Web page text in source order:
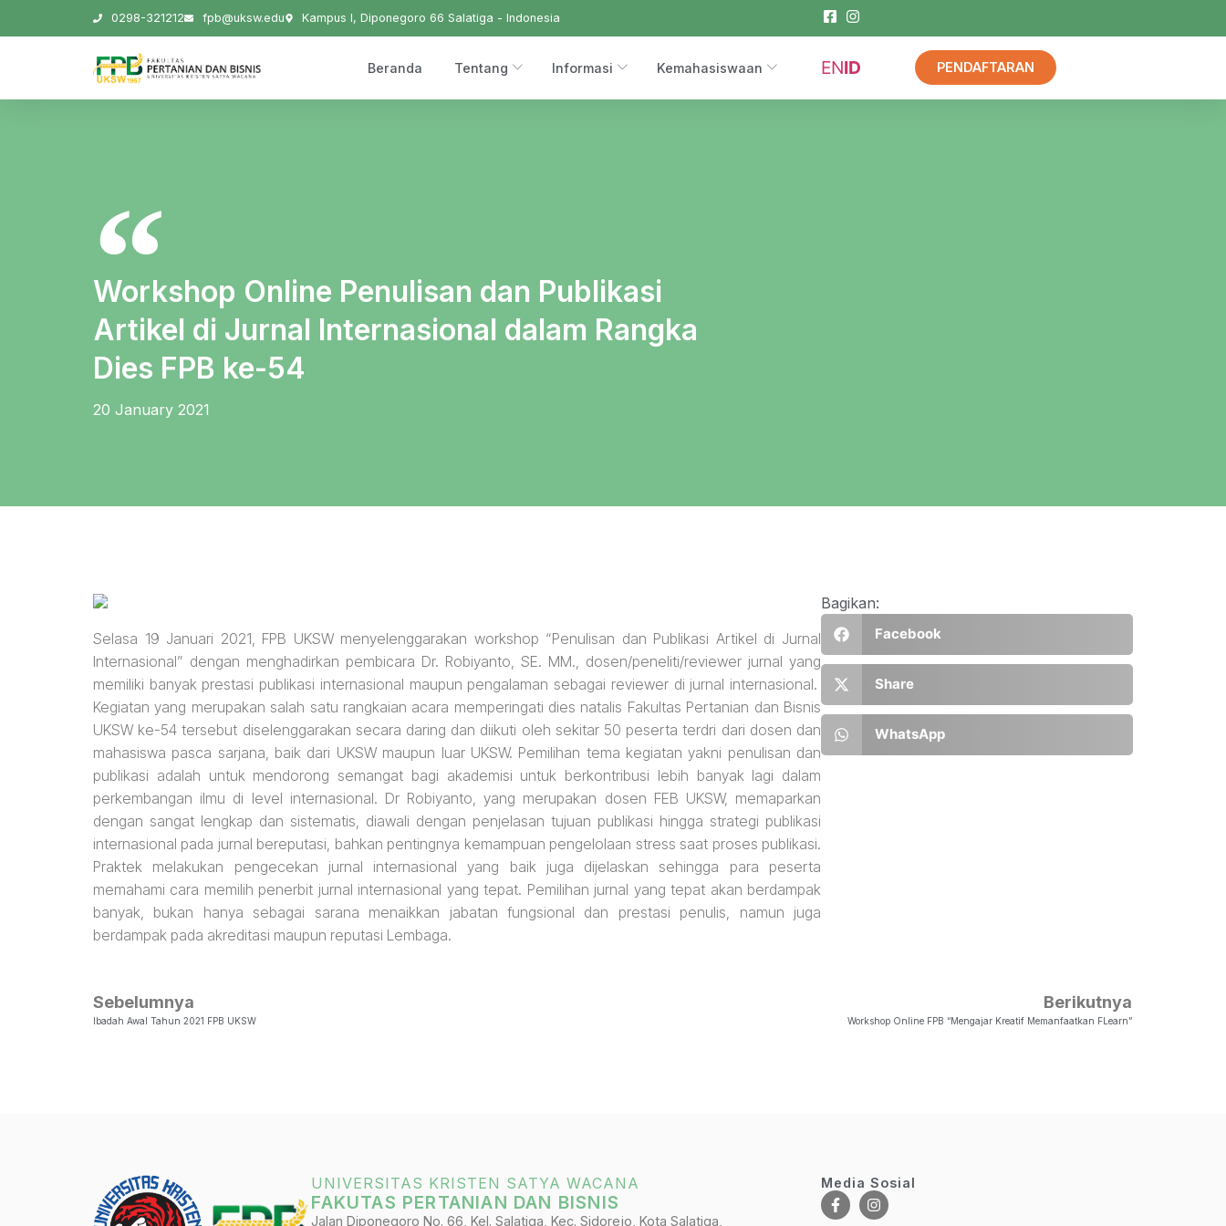
0298-321212 fpb@uksw.edu Kampus I, Diponegoro 66 Salatiga - Indonesia
Beranda Tentang Informasi Kemahasiswaan ENID PENDAFTARAN
Workshop Online Penulisan dan Publikasi
Artikel di Jurnal Internasional dalam Rangka
Dies FPB ke-54
20 January 2021
Selasa 19 Januari 2021, FPB UKSW menyelenggarakan workshop “Penulisan dan Publikasi Artikel di Jurnal
Internasional” dengan menghadirkan pembicara Dr. Robiyanto, SE. MM., dosen/peneliti/reviewer jurnal yang
memiliki banyak prestasi publikasi internasional maupun pengalaman sebagai reviewer di jurnal internasional.
Kegiatan yang merupakan salah satu rangkaian acara memperingati dies natalis Fakultas Pertanian dan Bisnis
UKSW ke-54 tersebut diselenggarakan secara daring dan diikuti oleh sekitar 50 peserta terdri dari dosen dan
mahasiswa pasca sarjana, baik dari UKSW maupun luar UKSW. Pemilihan tema kegiatan yakni penulisan dan
publikasi adalah untuk mendorong semangat bagi akademisi untuk berkontribusi lebih banyak lagi dalam
perkembangan ilmu di level internasional. Dr Robiyanto, yang merupakan dosen FEB UKSW, memaparkan
dengan sangat lengkap dan sistematis, diawali dengan penjelasan tujuan publikasi hingga strategi publikasi
internasional pada jurnal bereputasi, bahkan pentingnya kemampuan pengelolaan stress saat proses publikasi.
Praktek melakukan pengecekan jurnal internasional yang baik juga dijelaskan sehingga para peserta
memahami cara memilih penerbit jurnal internasional yang tepat. Pemilihan jurnal yang tepat akan berdampak
banyak, bukan hanya sebagai sarana menaikkan jabatan fungsional dan prestasi penulis, namun juga
berdampak pada akreditasi maupun reputasi Lembaga.
Bagikan:
Facebook
Share
WhatsApp
Sebelumnya
Ibadah Awal Tahun 2021 FPB UKSW
Berikutnya
Workshop Online FPB “Mengajar Kreatif Memanfaatkan FLearn”
UNIVERSITAS KRISTEN SATYA WACANA
FAKUTAS PERTANIAN DAN BISNIS
Jalan Diponegoro No. 66, Kel. Salatiga, Kec. Sidorejo, Kota Salatiga,
Media Sosial